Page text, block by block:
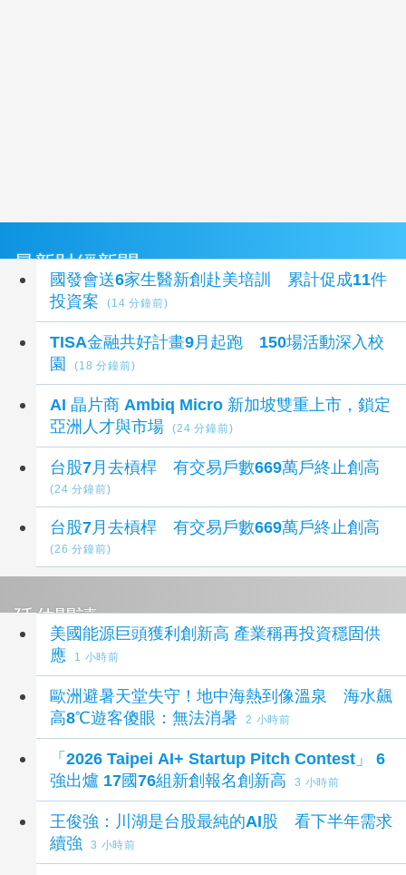
最新財經新聞
國發會送6家生醫新創赴美培訓 累計促成11件
投資案
(14 分鐘前)
TISA金融共好計畫9月起跑 150場活動深入校
園
(18 分鐘前)
AI 晶片商 Ambiq Micro 新加坡雙重上市，鎖定
亞洲人才與市場
(24 分鐘前)
台股7月去槓桿 有交易戶數669萬戶終止創高
(24 分鐘前)
台股7月去槓桿 有交易戶數669萬戶終止創高
(26 分鐘前)
延伸閱讀
美國能源巨頭獲利創新高 產業稱再投資穩固供
應
1 小時前
歐洲避暑天堂失守！地中海熱到像溫泉 海水飆
高8℃遊客傻眼：無法消暑
2 小時前
「2026 Taipei AI+ Startup Pitch Contest」 6
強出爐 17國76組新創報名創新高
3 小時前
王俊強：川湖是台股最純的AI股 看下半年需求
續強
3 小時前